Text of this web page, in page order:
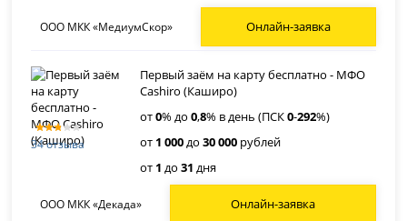
ООО МКК «МедиумСкор» Онлайн-заявка
34 отзыва
Первый заём на карту бесплатно - МФО
Cashiro (Каширо)
от0% до0,8% в день (ПСК0-292%)
от 1 000до30 000 рублей
от 1 до31 дня
ООО МКК «Декада» Онлайн-заявка